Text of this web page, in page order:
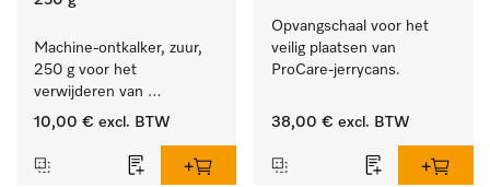
Machine-ontkalker, zuur,
250 g voor het
verwijderen van
hardnekkige kalkaanslag.
10,00 € excl. BTW
Opvangschaal voor het
veilig plaatsen van
ProCare-jerrycans.
38,00 € excl. BTW